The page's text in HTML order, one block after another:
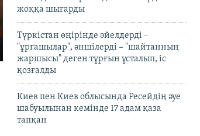
жоққа шығарды
Түркістан өңірінде әйелдерді –
"ұрғашылар", әншілерді – "шайтанның
жаршысы" деген тұрғын ұсталып, іс
қозғалды
Киев пен Киев облысында Ресейдің әуе
шабуылынан кемінде 17 адам қаза
тапқан